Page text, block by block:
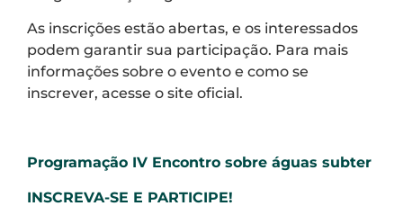
As inscrições estão abertas, e os interessados
podem garantir sua participação. Para mais
informações sobre o evento e como se
inscrever, acesse o site oficial.
Programação IV Encontro sobre águas subter
INSCREVA-SE E PARTICIPE!